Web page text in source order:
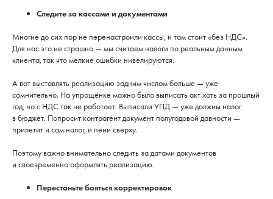
Следите за кассами и документами
Многие до сих пор не перенастроили кассы, и там стоит «без НДС».
Для нас это не страшно — мы считаем налоги по реальным данным
клиента, так что мелкие ошибки нивелируются.
А вот выставлять реализацию задним числом больше — уже
сомнительно. На упрощёнке можно было выписать акт хоть за прошлый
год, но с НДС так не работает. Выписали УПД — уже должны налог
в бюджет. Попросит контрагент документ полугодовой давности —
прилетит и сам налог, и пени сверху.
Поэтому важно внимательно следить за датами документов
и своевременно оформлять реализацию.
Перестаньте бояться корректировок